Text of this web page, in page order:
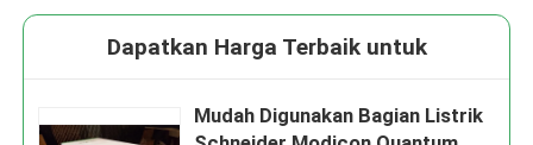
Dapatkan Harga Terbaik untuk
Mudah Digunakan Bagian Listrik